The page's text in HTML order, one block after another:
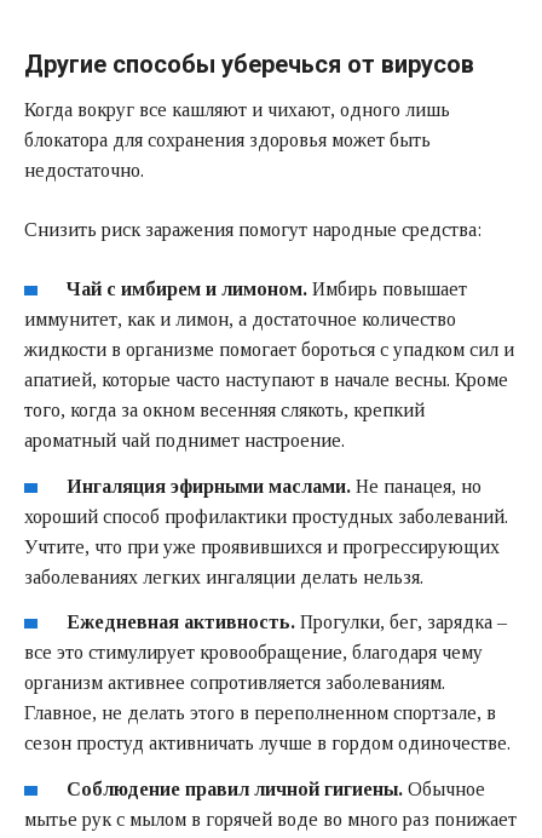
Другие способы уберечься от вирусов
Когда вокруг все кашляют и чихают, одного лишь
блокатора для сохранения здоровья может быть
недостаточно.
Снизить риск заражения помогут народные средства:
Чай с имбирем и лимоном. Имбирь повышает
иммунитет, как и лимон, а достаточное количество
жидкости в организме помогает бороться с упадком сил и
апатией, которые часто наступают в начале весны. Кроме
того, когда за окном весенняя слякоть, крепкий
ароматный чай поднимет настроение.
Ингаляция эфирными маслами. Не панацея, но
хороший способ профилактики простудных заболеваний.
Учтите, что при уже проявившихся и прогрессирующих
заболеваниях легких ингаляции делать нельзя.
Ежедневная активность.Прогулки, бег, зарядка –
все это стимулирует кровообращение, благодаря чему
организм активнее сопротивляется заболеваниям.
Главное, не делать этого в переполненном спортзале, в
сезон простуд активничать лучше в гордом одиночестве.
Соблюдение правил личной гигиены. Обычное
мытье рук с мылом в горячей воде во много раз понижает